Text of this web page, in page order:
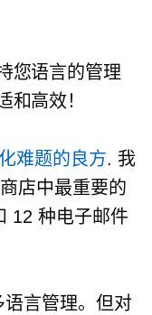
您语言的管理
和高效！
难题的良方. 我
店中最重要的
12 种电子邮件
言管理。但对